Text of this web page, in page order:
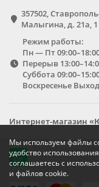
Мы используем файлы
удобство
соглашаетесь с
и файлов cookie.
357502,
Малыгина, д. 21а,​
Режим работы:
Пн — Пт
Перерыв
Суббота
Воскресенье
Интернет-магазин